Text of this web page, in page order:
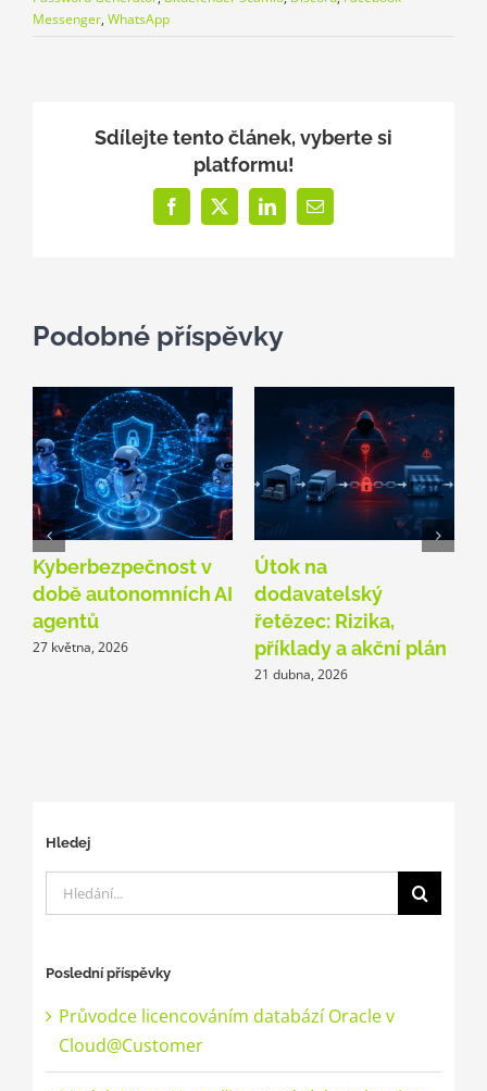
Messenger, WhatsApp
Sdílejte tento článek, vyberte si
platformu!
Facebook
X LinkedIn
E-
mail
Podobné příspěvky
Kyberbezpečnost v
době autonomních AI
agentů
27 května, 2026
Útok na
dodavatelský
řetězec: Rizika,
příklady a akční plán
21 dubna, 2026
Hledej
Hledat:
Poslední příspěvky
Průvodce licencováním databází Oracle v
Cloud@Customer